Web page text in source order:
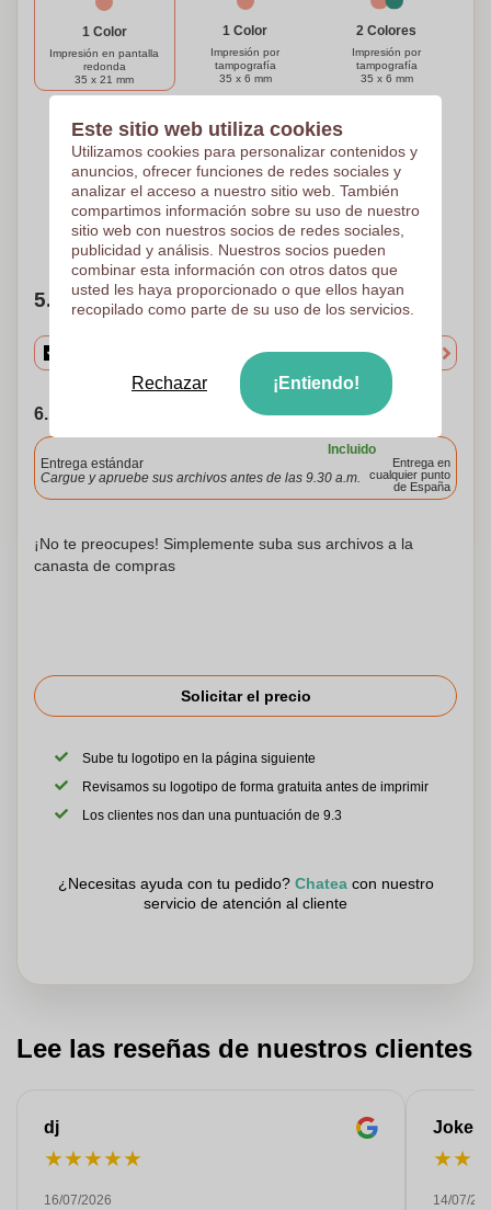
1 Color
Impresión en pantalla
redonda
35 x 21 mm
1 Color
Impresión por
tampografía
35 x 6 mm
2 Colores
Impresión por
tampografía
35 x 6 mm
3 Colores
Impresión por
tampografía
35 x 6 mm
4 Colores
Impresión por
tampografía
35 x 6 mm
5 Colores
Impresión por
tampografía
35 x 6 mm
¿Necesitas ayuda?Ayúdame a elegir
5. Elige tu cantidad
6. Elija su fecha de envío
Incluido
Entrega estándar
Cargue y apruebe sus archivos antes de las 9.30 a.m.
Entrega en
cualquier punto
de España
¡No te preocupes! Simplemente suba sus archivos a la
canasta de compras
Solicitar el precio
Sube tu logotipo en la página siguiente
Revisamos su logotipo de forma gratuita antes de imprimir
Los clientes nos dan una puntuación de 9.3
¿Necesitas ayuda con tu pedido? Chateacon nuestro
servicio de atención al cliente
Lee las reseñas de nuestros clientes
dj
★★★★★
16/07/2026
Joke
★★
14/07/
Este sitio web utiliza cookies
Utilizamos cookies para personalizar contenidos y
anuncios, ofrecer funciones de redes sociales y
analizar el acceso a nuestro sitio web. También
compartimos información sobre su uso de nuestro
sitio web con nuestros socios de redes sociales,
publicidad y análisis. Nuestros socios pueden
combinar esta información con otros datos que
usted les haya proporcionado o que ellos hayan
recopilado como parte de su uso de los servicios.
Rechazar ¡Entiendo!